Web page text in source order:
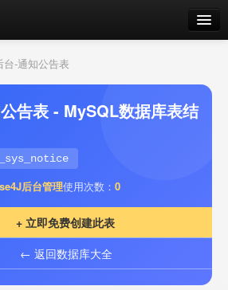
台-通知公告表
告表 - MySQL数据库表结
后台管理使用次数： 0
+ 立即免费创建此表
← 返回数据库大全